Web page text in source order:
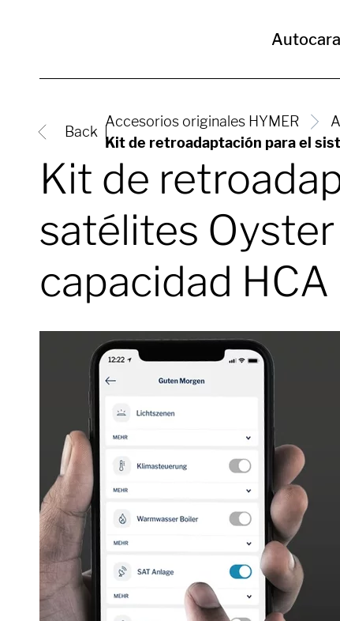
Back
Accesorios originales HYMER
Kit de retroadaptación para el
Kit de
satélites
capacidad HCA